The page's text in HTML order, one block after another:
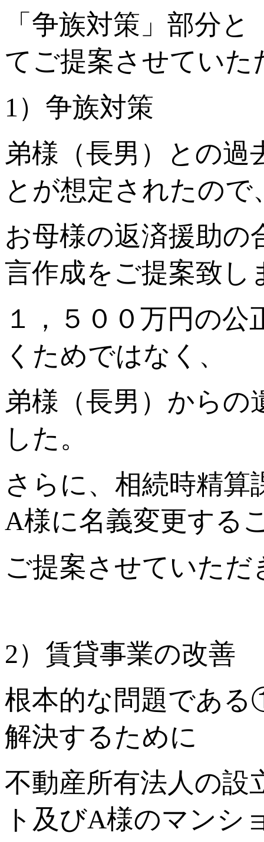
「争族対策」部分
てご提案させていた
1）争族対策
弟様（長男）との過
とが想定されたので
お母様の返済援助の
言作成をご提案致し
１，５００万円の
くためではなく、
弟様（長男）からの
した。
さらに、相続時精
A様に名義変更する
ご提案させていただ
2）賃貸事業の改善
根本的な問題であ
解決するために
不動産所有法人の設
ト及びA様のマンシ